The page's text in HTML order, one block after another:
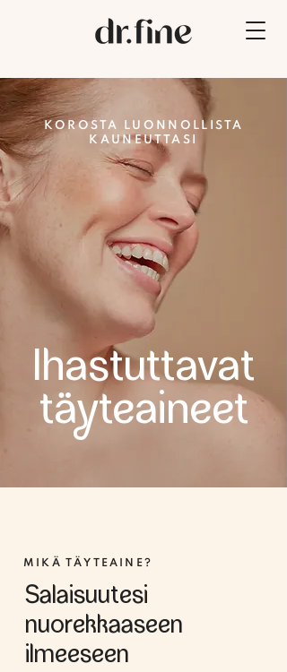
KOROSTA LUONNOLLISTA
KAUNEUTTASI
Ihastuttavat
täteaineet
MIKÄ TÄYTEAINE?
Salaisuutesi
nuorekkaaseen
ilmeeseen